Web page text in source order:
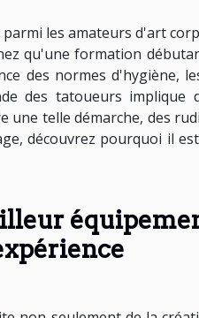
les amateurs d'art
qu'une formation
des normes d'hygiène,
des tatoueurs implique
telle démarche, des
découvrez pourquoi il